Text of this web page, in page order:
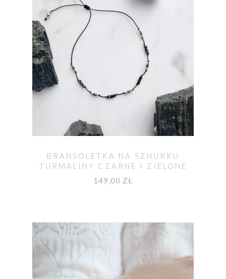
BRANSOLETKA NA SZNURKU
TURMALINY CZARNE I ZIELONE
MOYA
149,00 ZŁ